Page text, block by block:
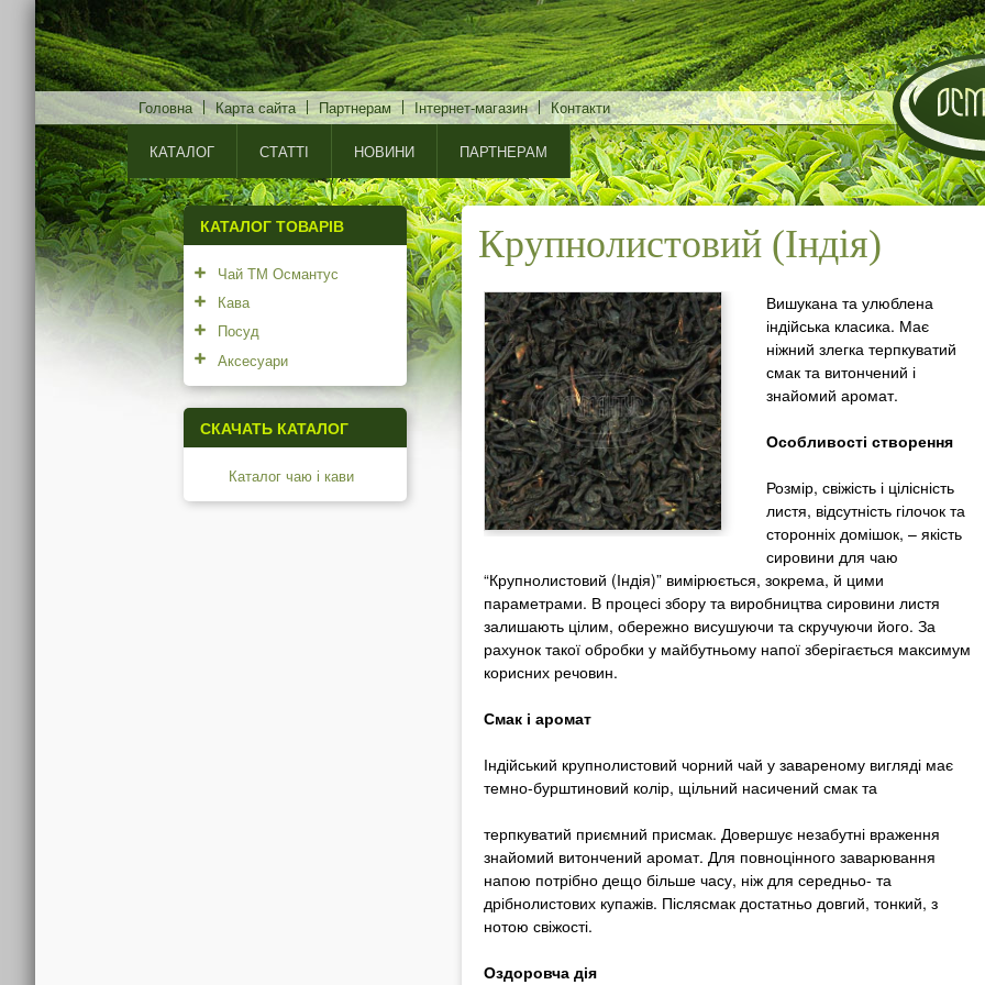
Перейти
до
основного
матеріалу
Головна Карта сайта Партнерам Інтернет-магазин Контакти
КАТАЛОГ СТАТТІ НОВИНИ ПАРТНЕРАМ
Крупнолистовий (Індія)
Вишукана та улюблена
індійська класика. Має
ніжний злегка терпкуватий
смак та витончений і
знайомий аромат.
Особливості створення
Розмір, свіжість і цілісність
листя, відсутність гілочок та
сторонніх домішок, – якість
сировини для чаю
“Крупнолистовий (Індія)” вимірюється, зокрема, й цими
параметрами. В процесі збору та виробництва сировини листя
залишають цілим, обережно висушуючи та скручуючи його. За
рахунок такої обробки у майбутньому напої зберігається максимум
корисних речовин.
Смак і аромат
Індійський крупнолистовий чорний чай у завареному вигляді має
темно-бурштиновий колір, щільний насичений смак та
терпкуватий приємний присмак. Довершує незабутні враження
знайомий витончений аромат. Для повноцінного заварювання
напою потрібно дещо більше часу, ніж для середньо- та
дрібнолистових купажів. Післясмак достатньо довгий, тонкий, з
нотою свіжості.
Оздоровча дія
КАТАЛОГ ТОВАРІВ
Чай ТМ Османтус
Кава
Посуд
Аксесуари
СКАЧАТЬ КАТАЛОГ
Каталог чаю і кави